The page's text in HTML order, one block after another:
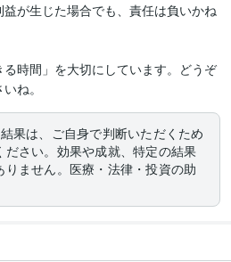
益が生じた場合でも、責任は負いかね
る時間」を大切にしています。どうぞ
ね。
果は、ご自身で判断いただくため
さい。効果や成就、特定の結果
りません。医療・法律・投資の助